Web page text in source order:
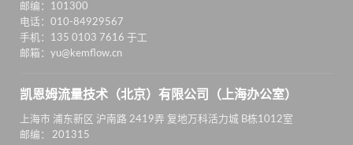
邮编：101300
电话：010-84929567
手机：135 0103 7616 于工
邮箱：yu@kemflow.cn
凯恩姆流量技术（北京）有限公司（上海办公室）
上海市 浦东新区 沪南路 2419弄 复地万科活力城 B栋1012室
邮编： 201315